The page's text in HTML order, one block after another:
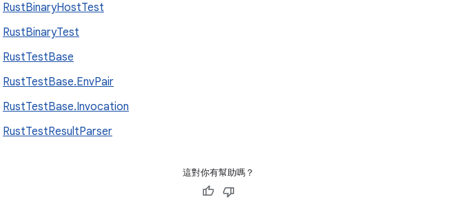
RustBinaryHostTest
RustBinaryTest
RustTestBase
RustTestBase.EnvPair
RustTestBase.Invocation
RustTestResultParser
這對你有幫助嗎？